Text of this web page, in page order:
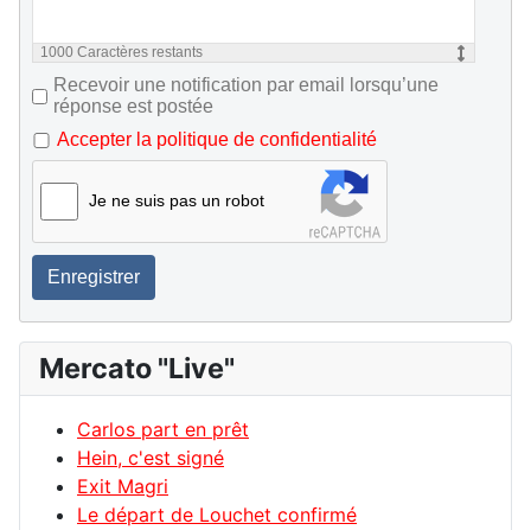
1000 Caractères restants
Recevoir une notification par email lorsqu’une
réponse est postée
Accepter la politique de confidentialité
Je ne suis pas un robot
Enregistrer
Mercato "Live"
Carlos part en prêt
Hein, c'est signé
Exit Magri
Le départ de Louchet confirmé